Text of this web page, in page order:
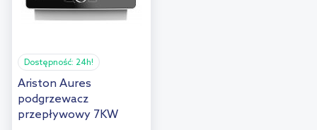
Dostępność: 24h!
Ariston Aures
podgrzewacz
przepływowy 7KW